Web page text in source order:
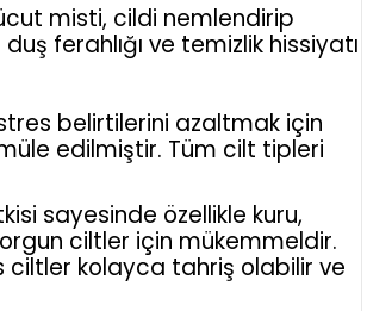
misti, cildi nemlendirip
ferahlığı ve temizlik hissiyatı
belirtilerini azaltmak için
edilmiştir. Tüm cilt tipleri
sayesinde özellikle kuru,
ciltler için mükemmeldir.
ciltler kolayca tahriş olabilir ve